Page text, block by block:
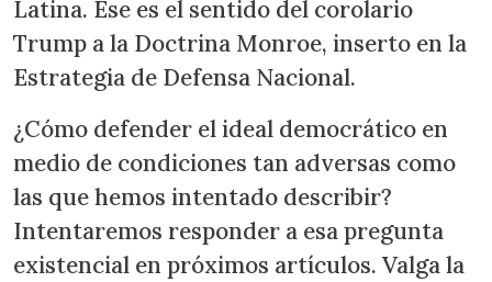
Latina. Ese es el sentido del corolario
Trump a la Doctrina Monroe, inserto en la
Estrategia de Defensa Nacional.
¿Cómo defender el ideal democrático en
medio de condiciones tan adversas como
las que hemos intentado describir?
Intentaremos responder a esa pregunta
existencial en próximos artículos. Valga la